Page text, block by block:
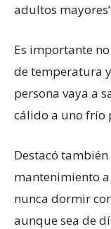
adultos
Es importante
de temperatura
persona vaya a
cálido a uno frío
Destacó
mantenimiento
nunca dormir
aunque sea de